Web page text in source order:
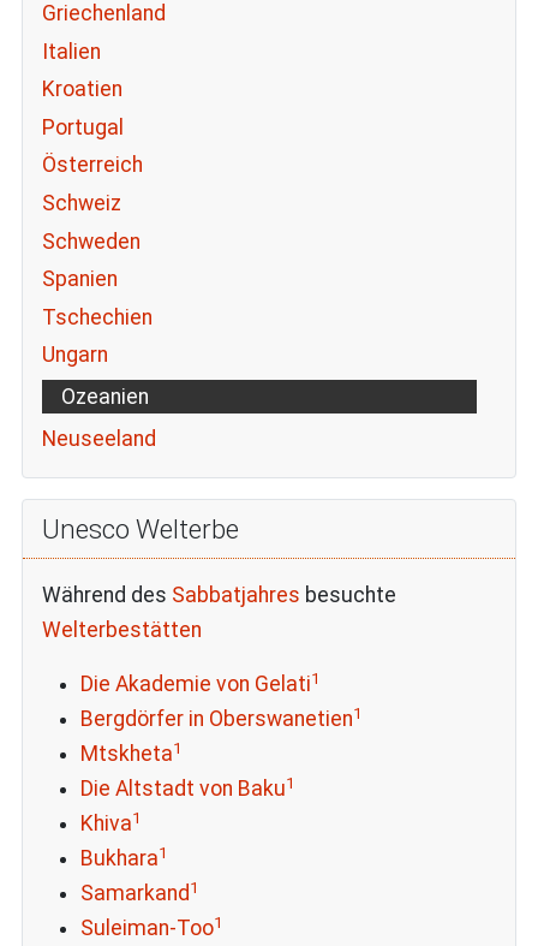
Griechenland
Italien
Kroatien
Portugal
Österreich
Schweiz
Schweden
Spanien
Tschechien
Ungarn
Ozeanien
Neuseeland
Unesco Welterbe
Während des Sabbatjahres besuchte
Welterbestätten
Die Akademie von Gelati1
Bergdörfer in Oberswanetien1
Mtskheta1
Die Altstadt von Baku1
Khiva1
Bukhara1
Samarkand 1
Suleiman-Too1